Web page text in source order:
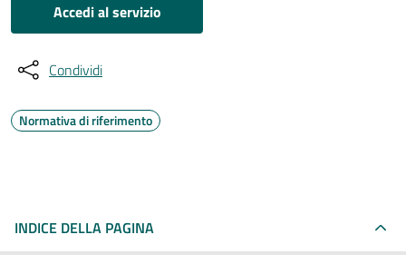
Accedi al servizio
Condividi
Normativa di riferimento
INDICE DELLA PAGINA